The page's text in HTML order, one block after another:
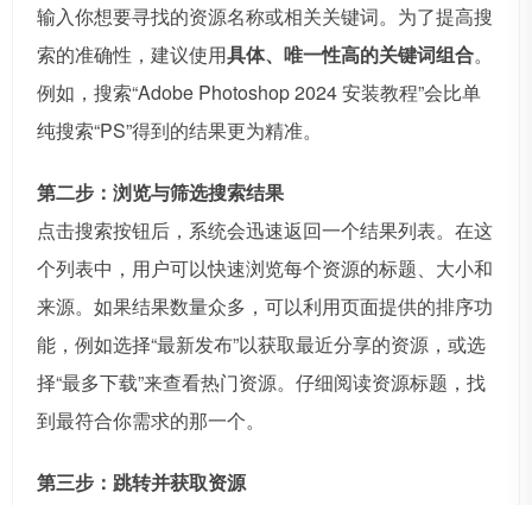
输入你想要寻找的资源名称或相关关键词。为了提高搜
索的准确性，建议使用具体、唯一性高的关键词组合。
例如，搜索“Adobe Photoshop 2024 安装教程”会比单
纯搜索“PS”得到的结果更为精准。
第二步：浏览与筛选搜索结果
点击搜索按钮后，系统会迅速返回一个结果列表。在这
个列表中，用户可以快速浏览每个资源的标题、大小和
来源。如果结果数量众多，可以利用页面提供的排序功
能，例如选择“最新发布”以获取最近分享的资源，或选
择“最多下载”来查看热门资源。仔细阅读资源标题，找
到最符合你需求的那一个。
第三步：跳转并获取资源